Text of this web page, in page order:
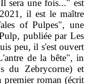
sera une fois..." est
il est le maître
of Pulpes", une
publiée par Les
peu, il s'est ouvert
de la bête", in
du Zebrycorne) et
roman (écrit